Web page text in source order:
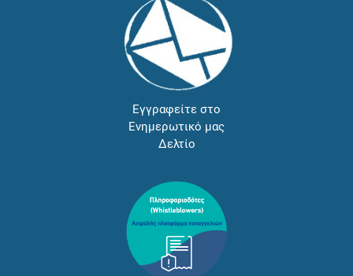
Εγγραφείτε στο
Ενημερωτικό μας
Δελτίο